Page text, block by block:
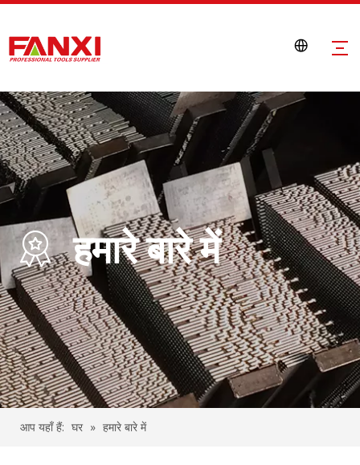
 हमारे बारे में
आप यहाँ हैं: घर » हमारे बारे में